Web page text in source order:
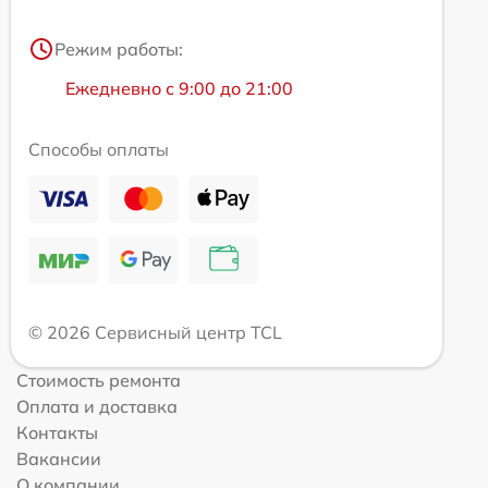
Режим работы:
Ежедневно с 9:00 до 21:00
Способы оплаты
© 2026 Сервисный центр TCL
Стоимость ремонта
Оплата и доставка
Контакты
Вакансии